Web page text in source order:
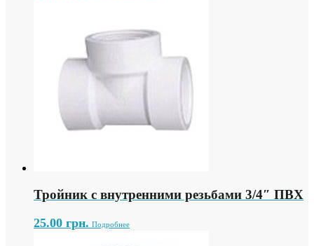
Тройник с внутренними резьбами 3/4″ ПВХ
25.00 грн. Подробнее